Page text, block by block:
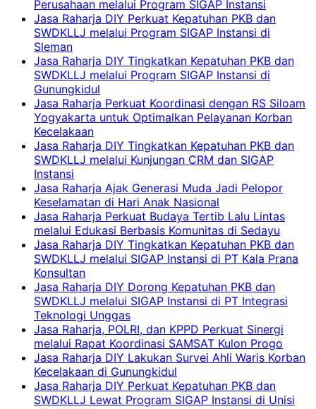
Perusahaan melalui Program SIGAP Instansi
Jasa Raharja DIY Perkuat Kepatuhan PKB dan
SWDKLLJ melalui Program SIGAP Instansi di
Sleman
Jasa Raharja DIY Tingkatkan Kepatuhan PKB dan
SWDKLLJ melalui Program SIGAP Instansi di
Gunungkidul
Jasa Raharja Perkuat Koordinasi dengan RS Siloam
Yogyakarta untuk Optimalkan Pelayanan Korban
Kecelakaan
Jasa Raharja DIY Tingkatkan Kepatuhan PKB dan
SWDKLLJ melalui Kunjungan CRM dan SIGAP
Instansi
Jasa Raharja Ajak Generasi Muda Jadi Pelopor
Keselamatan di Hari Anak Nasional
Jasa Raharja Perkuat Budaya Tertib Lalu Lintas
melalui Edukasi Berbasis Komunitas di Sedayu
Jasa Raharja DIY Tingkatkan Kepatuhan PKB dan
SWDKLLJ melalui SIGAP Instansi di PT Kala Prana
Konsultan
Jasa Raharja DIY Dorong Kepatuhan PKB dan
SWDKLLJ melalui SIGAP Instansi di PT Integrasi
Teknologi Unggas
Jasa Raharja, POLRI, dan KPPD Perkuat Sinergi
melalui Rapat Koordinasi SAMSAT Kulon Progo
Jasa Raharja DIY Lakukan Survei Ahli Waris Korban
Kecelakaan di Gunungkidul
Jasa Raharja DIY Perkuat Kepatuhan PKB dan
SWDKLLJ Lewat Program SIGAP Instansi di Unisi